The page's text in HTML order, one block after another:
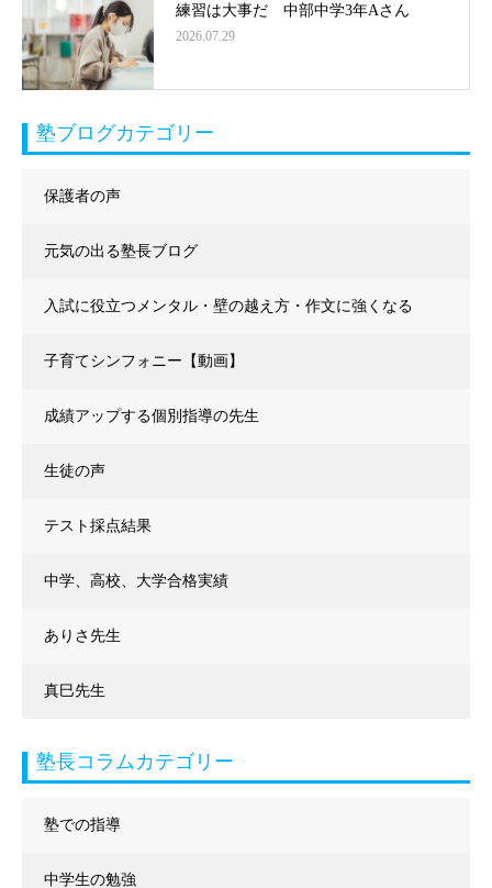
練習は大事だ 中部中学3年Aさん
2026.07.29
塾ブログカテゴリー
保護者の声
元気の出る塾長ブログ
入試に役立つメンタル・壁の越え方・作文に強くなる
子育てシンフォニー【動画】
成績アップする個別指導の先生
生徒の声
テスト採点結果
中学、高校、大学合格実績
ありさ先生
真巳先生
塾長コラムカテゴリー
塾での指導
中学生の勉強